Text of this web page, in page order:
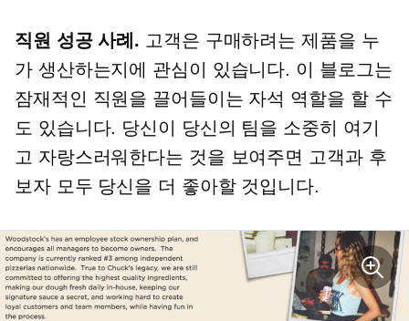
직원 성공 사례. 고객은 구매하려는 제품을 누
가 생산하는지에 관심이 있습니다. 이 블로그는
잠재적인 직원을 끌어들이는 자석 역할을 할 수
도 있습니다. 당신이 당신의 팀을 소중히 여기
고 자랑스러워한다는 것을 보여주면 고객과 후
보자 모두 당신을 더 좋아할 것입니다.